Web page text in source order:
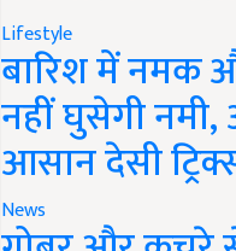
Lifestyle
बारिश में नमक
नहीं घुसेगी
आसान देसी
News